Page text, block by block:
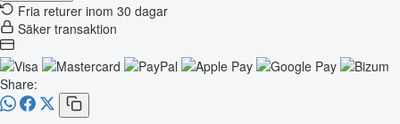
Fria returer inom 30 dagar
Säker transaktion
Share: